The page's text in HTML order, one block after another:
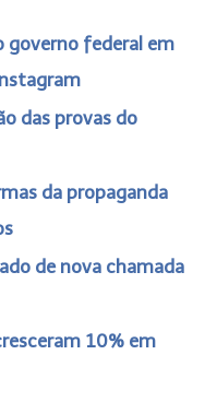
governo federal em
das provas do
da propaganda
de nova chamada
10% em